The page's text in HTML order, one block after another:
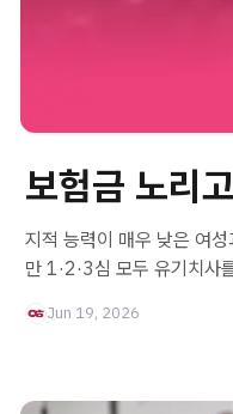
보험금 노리
지적 능력이 매우 낮은 여
만 1·2·3심 모두 유기치
Jun 19, 2026